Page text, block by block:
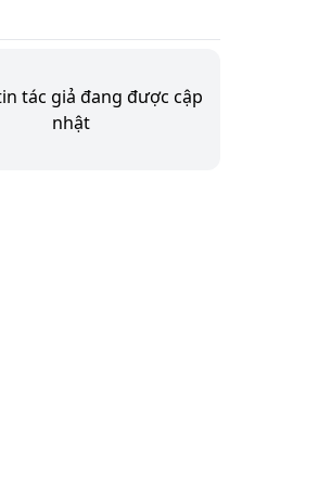
tác giả đang được cập
nhật